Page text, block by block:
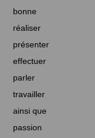
bonne
réaliser
présenter
effectuer
parler
travailler
ainsi que
passion